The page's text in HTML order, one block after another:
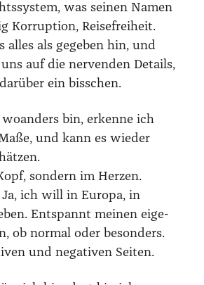
was sei­nen Namen
Kor­rup­ti­on, Rei­se­frei­heit.
alles als gege­ben hin, und
auf die ner­ven­den Details,
ein biss­chen.
bin, erken­ne ich
und kann es wie­der
son­dern im Her­zen.
ich will in Euro­pa, in
Ent­spannt mei­nen eige­
ob nor­mal oder beson­ders.
und nega­ti­ven Sei­ten.